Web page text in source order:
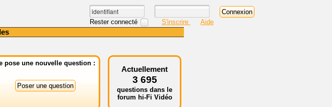
Rester connecté S'inscrire Aide
pose une nouvelle question :
Actuellement
3 695
questions dans le
forum hi-Fi Vidéo